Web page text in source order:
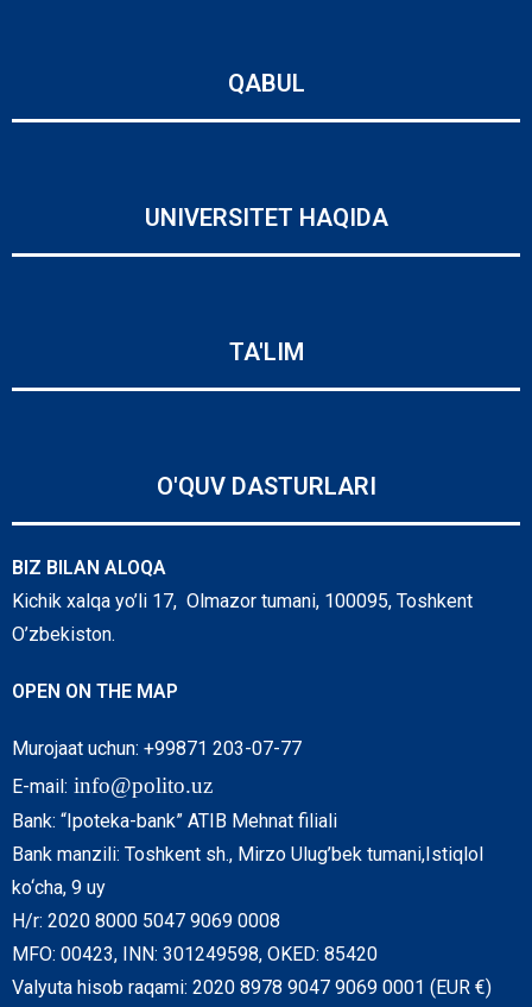
QABUL
UNIVERSITET HAQIDA
TA'LIM
O'QUV DASTURLARI
BIZ BILAN ALOQA
Kichik xalqa yo’li 17, Olmazor tumani, 100095, Toshkent
O’zbekiston.
OPEN ON THE MAP
Murojaat uchun: +99871 203-07-77
E-mail: info@polito.uz
Bank: “Ipoteka-bank” ATIB Mehnat filiali
Bank manzili: Toshkent sh., Mirzo Ulug’bek tumani,Istiqlol
ko‘cha, 9 uy
H/r: 2020 8000 5047 9069 0008
MFO: 00423, INN: 301249598, OKED: 85420
Valyuta hisob raqami: 2020 8978 9047 9069 0001 (EUR €)